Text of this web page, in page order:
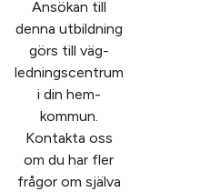
Ansökan till
denna utbildning
görs till väg­
lednings­centrum
i din hem­
kommun.
Kontakta oss
om du har fler
frågor om själva